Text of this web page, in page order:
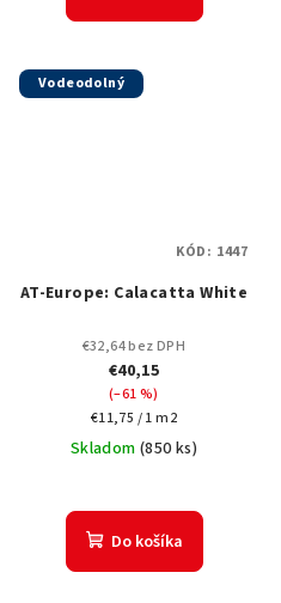
Vodeodolný
AT-Europe: Calacatta White
€32,64 bez DPH
€40,15
(–61 %)
Jednotková
cena:
€11,75 / 1 m2
Skladom (850 ks)
Do košíka
KÓD: 1447